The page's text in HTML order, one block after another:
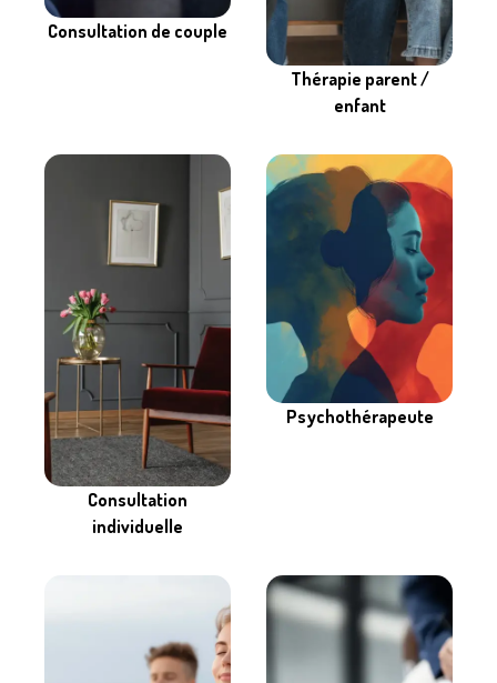
Consultation de couple
Thérapie parent /
enfant
Consultation
individuelle
Psychothérapeute